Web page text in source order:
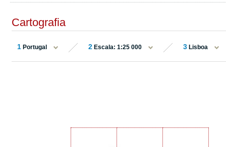
Cartografia
1 Portugal 2 Escala: 1:25 000 3 Lisboa